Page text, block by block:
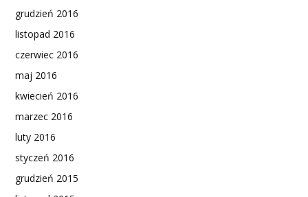
grudzień 2016
listopad 2016
czerwiec 2016
maj 2016
kwiecień 2016
marzec 2016
luty 2016
styczeń 2016
grudzień 2015